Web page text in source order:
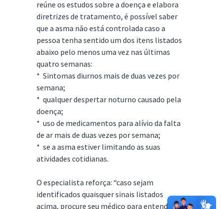
reúne os estudos sobre a doença e elabora
diretrizes de tratamento, é possível saber
que a asma não está controlada caso a
pessoa tenha sentido um dos itens listados
abaixo pelo menos uma vez nas últimas
quatro semanas:
* Sintomas diurnos mais de duas vezes por
semana;
* qualquer despertar noturno causado pela
doença;
* uso de medicamentos para alívio da falta
de ar mais de duas vezes por semana;
* se a asma estiver limitando as suas
atividades cotidianas.
O especialista reforça: “caso sejam
identificados quaisquer sinais listados
acima, procure seu médico para entender se